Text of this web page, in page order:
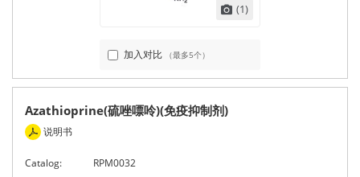
(1)
加入对比 （最多5个）
Azathioprine(硫唑嘌呤)(免疫抑制剂)
说明书
Catalog:
RPM0032